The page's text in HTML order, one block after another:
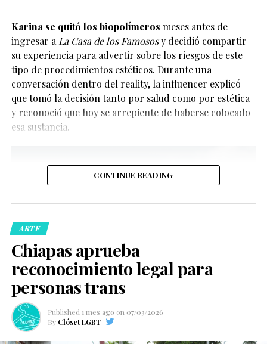
La noticia ha emocionado a sus seguidores y a la
comunidad LGBTQ+, ya que la pareja se ha convertido
después de varios meses de comentarios sobre una
posible boda.
Sam Smith confirma su
compromiso durante una
entrevista
Karina se quitó los biopolímeros meses antes de
ingresar a La Casa de los Famososy decidió compartir
su experiencia para advertir sobre los riesgos de este
tipo de procedimientos estéticos. Durante una
conversación dentro del reality, la influencer explicó
que tomó la decisión tanto por salud como por estética
y reconoció que hoy se arrepiente de haberse colocado
esa sustancia.
CONTINUE READING
ARTE
Chiapas aprueba
reconocimiento legal para
personas trans
Published 1 mes ago on 07/03/2026
By Clóset LGBT